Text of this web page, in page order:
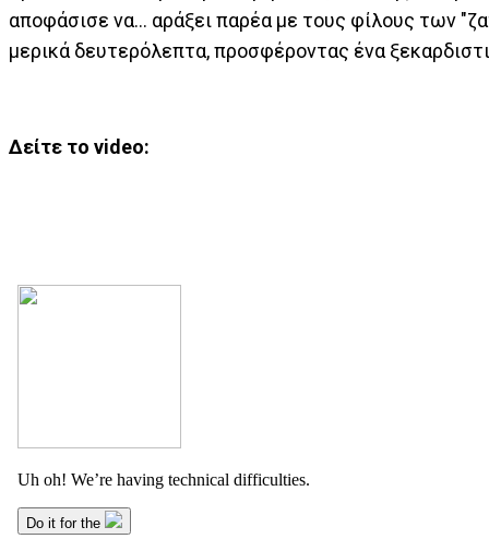
αποφάσισε να... αράξει παρέα με τους φίλους των
μερικά δευτερόλεπτα, προσφέροντας ένα
Δείτε το video: